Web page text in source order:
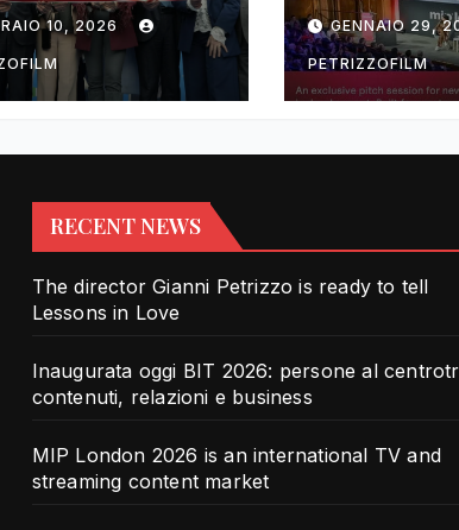
contenuti,
e business
10, 2026 TV and
content
GENNAIO 29,
PETRIZZOFILM
RECENT NEWS
The director Gianni Petrizzo is ready to tell
Lessons in Love
Inaugurata oggi BIT 2026: persone al
contenuti, relazioni e business
MIP London 2026 is an international TV and
streaming content market